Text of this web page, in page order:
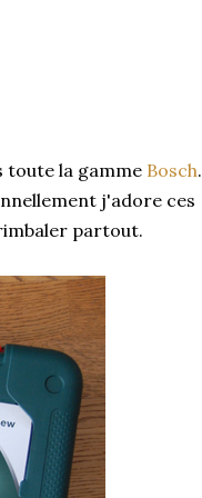
toute la gamme Bosch.
j'adore ces
partout.